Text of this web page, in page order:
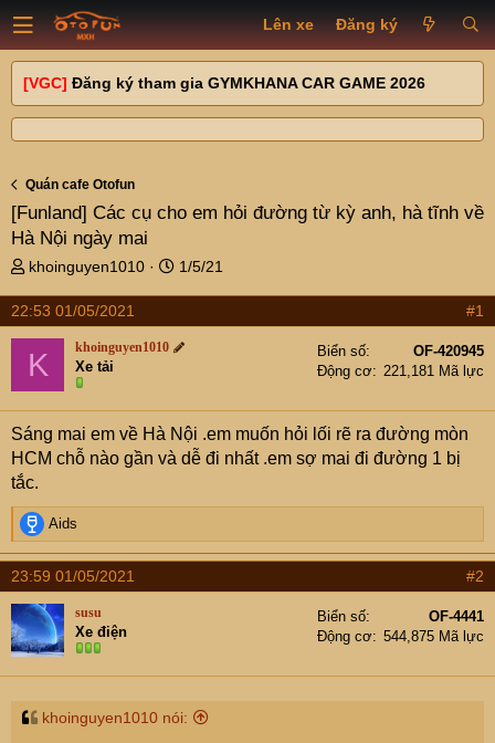
Lên xe Đăng ký
[VGC] Đăng ký tham gia GYMKHANA CAR GAME 2026
Quán cafe Otofun
[Funland] Các cụ cho em hỏi đường từ kỳ anh, hà tĩnh về
Hà Nội ngày mai
T
r
e
d
s
t
a
r
t
r
khoinguyen1010
N
y
g
1/5/21
22:53 01/05/2021 #1
K khoinguyen1010
Xe tải
Biển số
OF-420945
Động cơ
221,181 Mã lực
Sáng mai em về Hà Nội .em muốn hỏi lối rẽ ra đường mòn
HCM chỗ nào gần và dễ đi nhất .em sợ mai đi đường 1 bị
tắc.
R
e
a
c
t
i
o
n
s
Aids
23:59 01/05/2021 #2
susu
Xe điện
Biển số
OF-4441
Động cơ
544,875 Mã lực
khoinguyen1010 nói: